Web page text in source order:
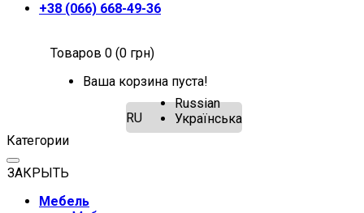
+38 (066) 668-49-36
Товаров 0 (0 грн)
Ваша корзина пуста!
RU
Russian
Українська
Категории
ЗАКРЫТЬ
Мебель